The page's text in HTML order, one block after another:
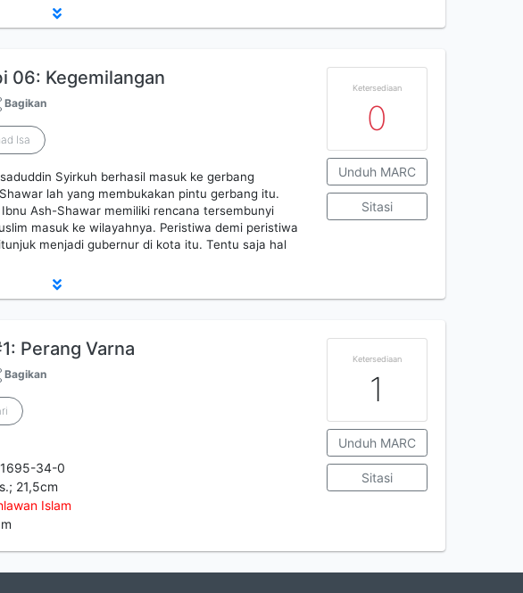
06: Kegemilangan
Bagikan
Isa
Syirkuh berhasil masuk ke gerbang
lah yang membukakan pintu gerbang itu.
Ash-Shawar memiliki rencana tersembunyi
masuk ke wilayahnya. Peristiwa demi peristiwa
menjadi gubernur di kota itu. Tentu saja hal
Ketersediaan
0
Unduh MARC
Sitasi
Perang Varna
Bagikan
34-0
21,5cm
Islam
Ketersediaan
1
Unduh MARC
Sitasi